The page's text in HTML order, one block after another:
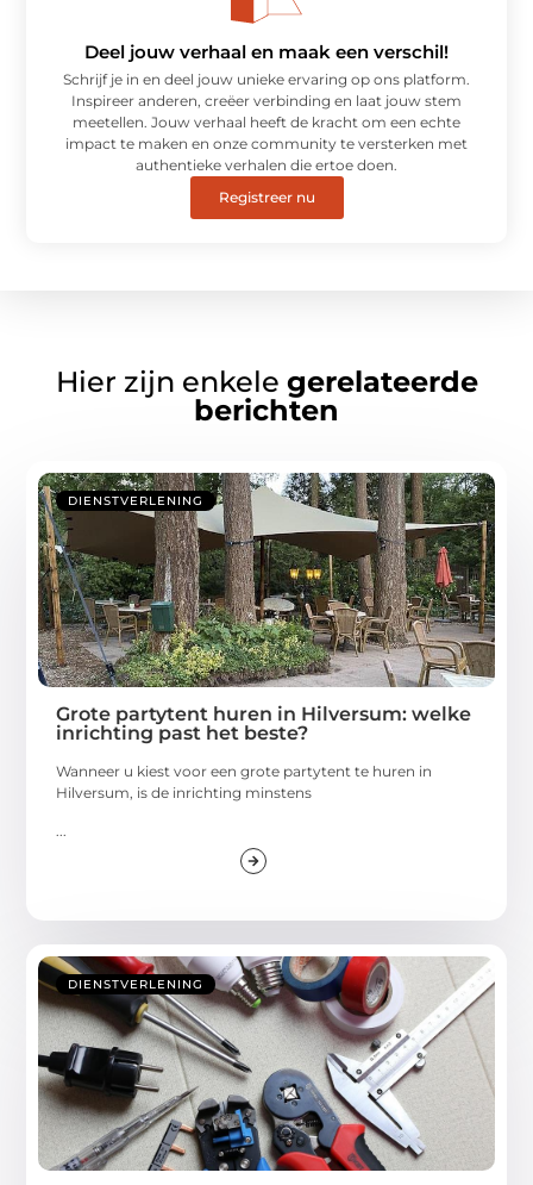
Deel jouw verhaal en maak een verschil!
Schrijf je in en deel jouw unieke ervaring op ons platform.
Inspireer anderen, creëer verbinding en laat jouw stem
meetellen. Jouw verhaal heeft de kracht om een echte
impact te maken en onze community te versterken met
authentieke verhalen die ertoe doen.
Registreer nu
Hier zijn enkele gerelateerde
berichten
DIENSTVERLENING
Grote partytent huren in Hilversum: welke
inrichting past het beste?
Wanneer u kiest voor een grote partytent te huren in
Hilversum, is de inrichting minstens
...
DIENSTVERLENING